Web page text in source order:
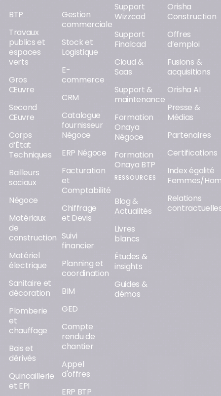
BTP
Travaux
publics et
espaces
verts
Gros
Œuvre
Second
Œuvre
Corps
d’État
Techniques
Bailleurs
sociaux
Négoce
Matériaux
de
construction
Matériel
électrique
Sanitaire et
décoration
Plomberie
et
chauffage
Bois et
dérivés
Quincaillerie
et EPI
Gestion
commerciale
Stock et
Logistique
E-
commerce
CRM
Catalogue
fournisseur
Négoce
ERP Négoce
Facturation
et
Comptabilité
Chiffrage
et Devis
Suivi
financier
Planning et
coordination
BIM
GED
Compte
rendu de
chantier
Appel
d'offres
ERP BTP
Support
Wizzcad
Support
Finalcad
Cloud &
Saas
Support &
maintenance
Formation
Onaya
Négoce
Formation
Onaya BTP
RESSOURCES
Blog &
Actualités
Livres
blancs
Études &
insights
Guides &
démos
Orisha
Construction
Offres
d’emploi
Fusions &
acquisitions
Orisha AI
Presse &
Médias
Partenaires
Certifications
Index égalité
Femmes/
Relations